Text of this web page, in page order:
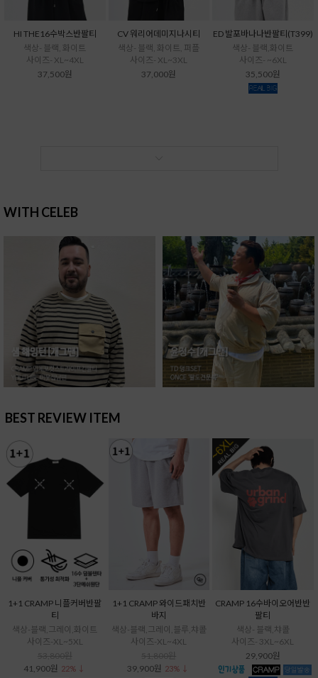
HI THE16수박스반팔티
색상- 블랙, 화이트
사이즈- XL~4XL
37,500원
CV 워리어데미지나시티
색상- 블랙, 화이트, 퍼플
사이즈- XL~3XL
37,000원
ED 발포바나나반팔티(T399)
색상- 블랙,화이트
사이즈- ~6XL
35,500원
WITH CELEB
BEST REVIEW ITEM
1+1 CRAMP 니플커버반팔
티
색상-블랙,그레이,화이트
사이즈-XL~5XL
41,900원 22% ↓
1+1 CRAMP 와이드패치반
바지
색상-블랙,그레이,블루,챠콜
사이즈-XL~4XL
39,900원 23% ↓
CRAMP 16수바이오어반반
팔티
색상- 블랙,챠콜
사이즈- 3XL~6XL
29,900원